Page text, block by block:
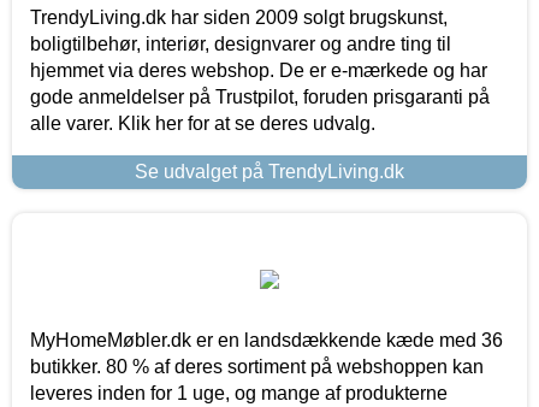
TrendyLiving.dk har siden 2009 solgt brugskunst,
boligtilbehør, interiør, designvarer og andre ting til
hjemmet via deres webshop. De er e-mærkede og har
gode anmeldelser på Trustpilot, foruden prisgaranti på
alle varer. Klik her for at se deres udvalg.
Se udvalget på TrendyLiving.dk
MyHomeMøbler.dk er en landsdækkende kæde med 36
butikker. 80 % af deres sortiment på webshoppen kan
leveres inden for 1 uge, og mange af produkterne